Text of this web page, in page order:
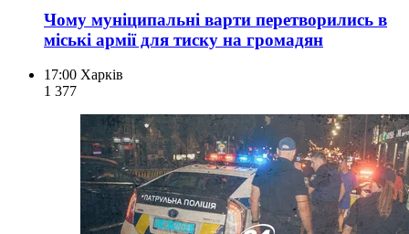
Чому муніципальні варти перетворились в
міські армії для тиску на громадян
17:00 Харків
1 377